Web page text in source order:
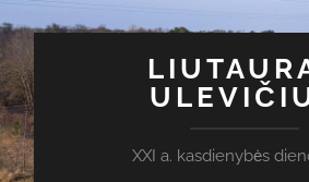
XXI a. kasdienybės